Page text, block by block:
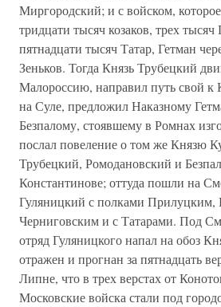
Миргородский; и с войском,
тридцати тысяч козаков, трех
пятнадцати тысяч Татар, Гетман
Зеньков. Тогда Князь Трубецкий
Малороссию, направил путь свой к
на Суле, предложил Наказному
Безпалому, стоявшему в Ромнах
послал повеление о том же Князю
Трубецкий, Ромодановский и
Константинове; оттуда пошли на
Гуляницкий с полками
Черниговским и с Татарами. Под
отряд Гуляницкого напал на обоз
отражен и прогнан за пятнадцать
Липне, что в трех верстах от
Московские войска стали под